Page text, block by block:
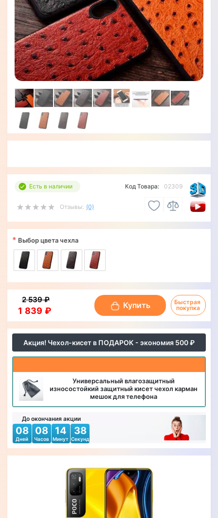
Есть в наличии
Отзывы: (0)
Код Товара: 02309
Акция! Чехол-кисет в ПОДАРОК - экономия 500 ₽
Универсальный влагозащитный
износостойкий защитный кисет чехол карман
мешок для телефона
До окончания акции
08
Дней
08
Часов
14
Минут
36
Секунд
* Выбор цвета чехла
1 839 ₽
2 539 ₽
Купить
Быстрая
покупка